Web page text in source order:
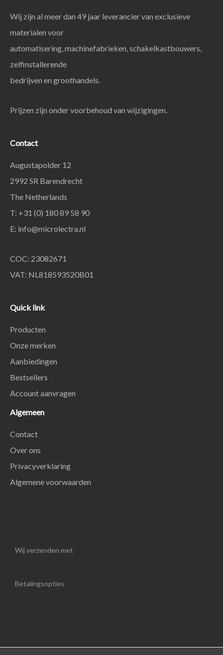
Wij zijn al meer dan 49 jaar leverancier van exclusieve
materialen voor
automatisering, machinefabrieken, schakelkastbouwers,
zelfinstallerende
bedrijven en groothandels.
Prijzen zijn onder voorbehoud van wijzigingen.
Contact
Augustapolder 12
2992 SR Barendrecht
The Netherlands
T: +31 (0) 180 89 58 90
E: info@microlectra.nl
COC: 23082671
VAT: NL818593520B01
Quick link
Producten
Onze merken
Aanbiedingen
Bestsellers
Account aanvragen
Algemeen
Contact
Over ons
Privacyverklaring
Algemene voorwaarden
Wij verzenden met
Betalingsopties